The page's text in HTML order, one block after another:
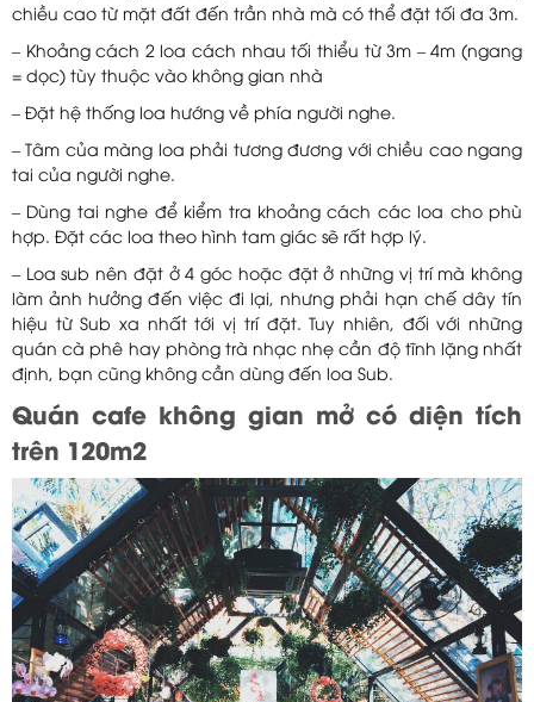
chiều cao từ mặt đất đến trần nhà mà có thể đặt tối đa 3m.
– Khoảng cách 2 loa cách nhau tối thiểu từ 3m – 4m (ngang
= dọc) tùy thuộc vào không gian nhà
– Đặt hệ thống loa hướng về phía người nghe.
– Tâm của màng loa phải tương đương với chiều cao ngang
tai của người nghe.
– Dùng tai nghe để kiểm tra khoảng cách các loa cho phù
hợp. Đặt các loa theo hình tam giác sẽ rất hợp lý.
– Loa sub nên đặt ở 4 góc hoặc đặt ở những vị trí mà không
làm ảnh hưởng đến việc đi lại, nhưng phải hạn chế dây tín
hiệu từ Sub xa nhất tới vị trí đặt. Tuy nhiên, đối với những
quán cà phê hay phòng trà nhạc nhẹ cần độ tĩnh lặng nhất
định, bạn cũng không cần dùng đến loa Sub.
Quán cafe không gian mở có diện tích
trên 120m2